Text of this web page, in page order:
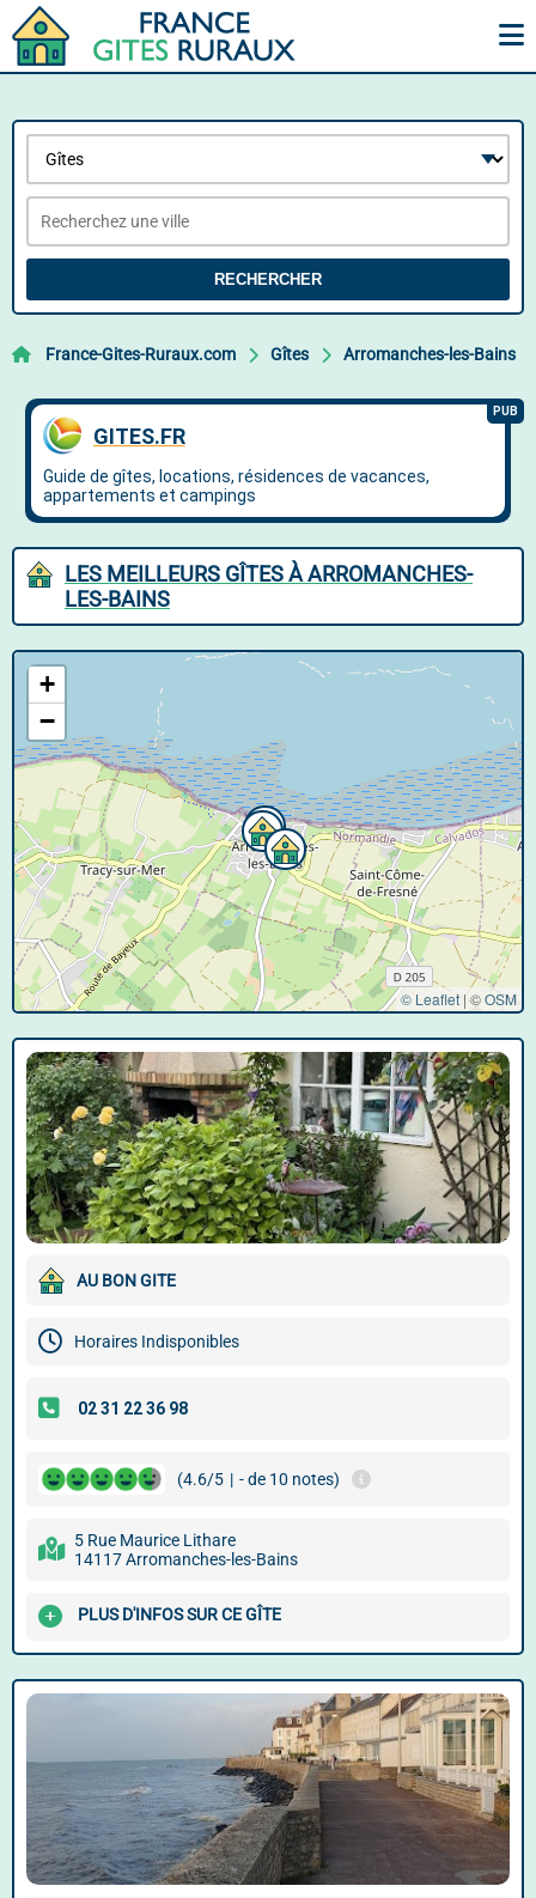
RECHERCHER
France-Gites-Ruraux.com Gîtes Arromanches-les-Bains
LES MEILLEURS GÎTES À ARROMANCHES-
LES-BAINS
+
−
© Leaflet |©OSM
AU BON GITE
Horaires Indisponibles
(4.6/5 | - de 10 notes)
5 Rue Maurice Lithare
14117 Arromanches-les-Bains
PLUS D'INFOS SUR CE GÎTE